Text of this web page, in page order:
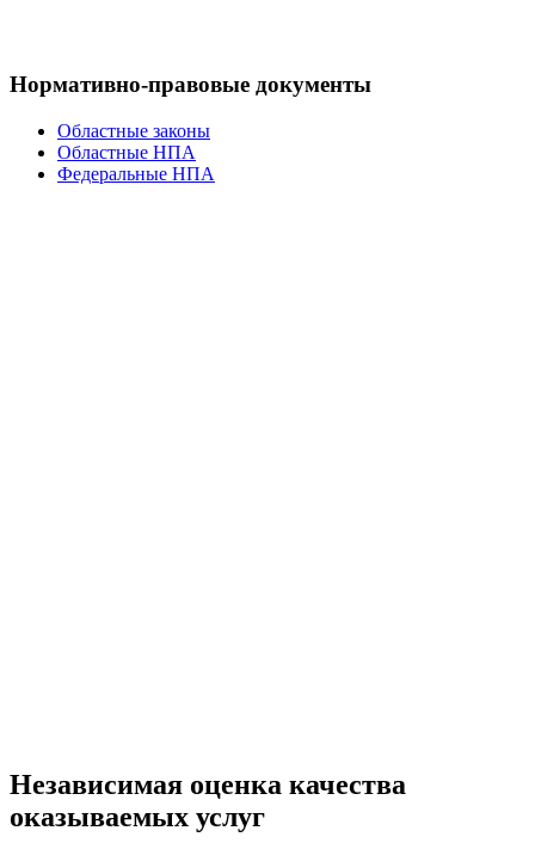
Нормативно-правовые документы
Областные законы
Областные НПА
Федеральные НПА
Независимая оценка качества
оказываемых услуг